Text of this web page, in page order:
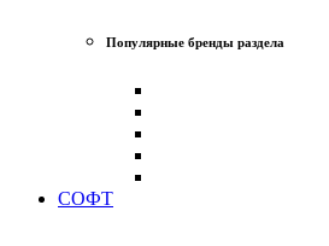
Популярные бренды раздела
СОФТ